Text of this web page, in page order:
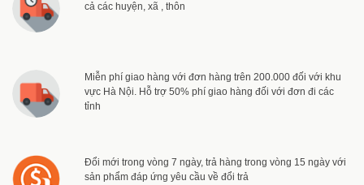
cả các huyện, xã , thôn
Miễn phí giao hàng với đơn hàng trên 200.000 đối với khu
vực Hà Nội. Hỗ trợ 50% phí giao hàng đối với đơn đi các
tỉnh
Đổi mới trong vòng 7 ngày, trả hàng trong vòng 15 ngày với
sản phẩm đáp ứng yêu cầu về đổi trả